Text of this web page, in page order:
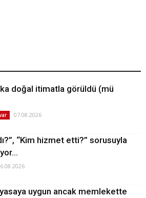
doğal itimatla görüldü (mü
07.08.2026
“Kim hizmet etti?” sorusuyla
uygun ancak memlekette